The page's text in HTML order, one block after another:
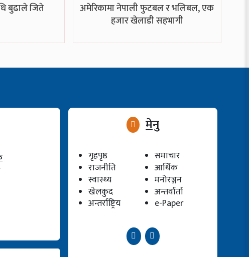
बुढाले जिते
अमेरिकामा नेपाली फुटबल र भलिबल, एक
हजार खेलाडी सहभागी
मेनु
गृहपृष्ठ
समाचार
राजनीति
आर्थिक
स्वास्थ्य
मनोरञ्जन
खेलकुद
अन्तर्वार्ता
अन्तर्राष्ट्रिय
e-Paper